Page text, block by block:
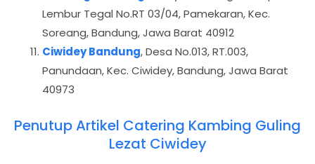
Lembur Tegal No.RT 03/04, Pamekaran, Kec.
Soreang, Bandung, Jawa Barat 40912
Ciwidey Bandung, Desa No.013, RT.003,
Panundaan, Kec. Ciwidey, Bandung, Jawa Barat
40973
Penutup Artikel Catering Kambing Guling
Lezat Ciwidey